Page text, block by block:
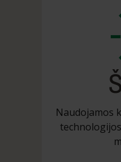
Naudojamos